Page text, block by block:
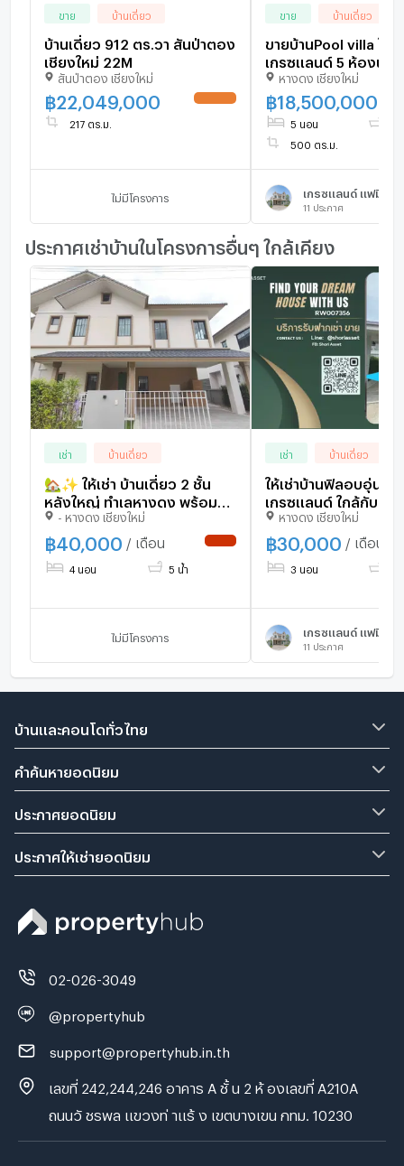
ขาย บ้านเดี่ยว
บ้านเดี่ยว 912 ตร.วา สันป่าตอง
เชียงใหม่ 22M
สันป่าตอง เชียงใหม่
฿22,049,000
217 ตร.ม.
ไม่มีโครงการ
ขาย บ้านเดี่ยว
ขายบ้านPool villa ในห
เกรซแลนด์ 5 ห้องนอ
เดียวของโครงการ เฟ
อร์บิวด์อิน ติดถนนหลั
ตรงข้ามรร.นานาชาติเ
หางดง เชียงใหม่
฿18,500,000
5 นอน
500 ตร.ม.
เกรซเเลนด์ เเฟมิลี่ เ
11 ประกาศ
ประกาศเช่าบ้านในโครงการอื่นๆ ใกล้เคียง
เช่า บ้านเดี่ยว
🏡✨ ให้เช่า บ้านเดี่ยว 2 ชั้น
หลังใหญ่ ทำเลหางดง พร้อม
ระบบ Positive Pressure ช่วย
ป้องกันฝุ่น ใกล้โรงเรียน
นานาชาติ #AHD-H1354
- หางดง เชียงใหม่
฿ 40,000 / เดือน
4 นอน 5 น้ำ
ไม่มีโครงการ
เช่า บ้านเดี่ยว
ให้เช่าบ้านฟิลอบอุ่น ใน
เกรซแลนด์ ใกล้กับโรง
นานาชาติเกรซแลนด์ เ
หางดง เชียงใหม่
฿30,000 / เดือน
3 นอน
เกรซเเลนด์ เเฟมิลี่ เ
11 ประกาศ
บ้านและคอนโดทั่วไทย
คำค้นหายอดนิยม
ประกาศยอดนิยม
ประกาศให้เช่ายอดนิยม
02-026-3049
@propertyhub
support@propertyhub.in.th
เลขที่ 242,244,246 อาคาร A ชั้ น 2 ห้ องเลขที่ A210A
ถนนวั ชรพล แขวงท่ าแร้ ง เขตบางเขน กทม. 10230